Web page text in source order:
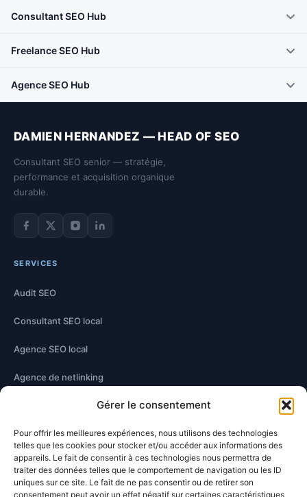
Gérer le consentement
Pour offrir les meilleures expériences, nous utilisons des technologies
telles que les cookies pour stocker et/ou accéder aux informations des
appareils. Le fait de consentir à ces technologies nous permettra de
traiter des données telles que le comportement de navigation ou les ID
uniques sur ce site. Le fait de ne pas consentir ou de retirer son
consentement peut avoir un effet négatif sur certaines caractéristiques
Consultant SEO Hub
Freelance SEO Hub
Agence SEO Hub
DAMIEN HERNANDEZ — HEAD OF SEO
Consultant SEO senior — stratégie,
performance et acquisition organique
durable.
Facebook de Damien Hernandez
Twitter de Damien Hernandez
Instagram de Damien Hernandez
LinkedIn de Damien Hernandez
SERVICES
Audit SEO
Consultant SEO local
Agence SEO local
Agence de netlinking
Optimisation technique
Optimisation contenu
À PROPOS